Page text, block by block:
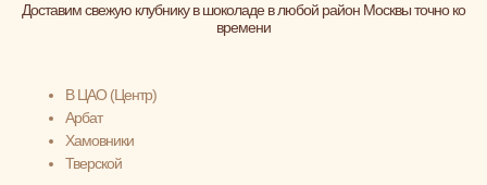
Доставим свежую клубнику в шоколаде в любой район Москвы точно ко
времени
В ЦАО (Центр)
Арбат
Хамовники
Тверской